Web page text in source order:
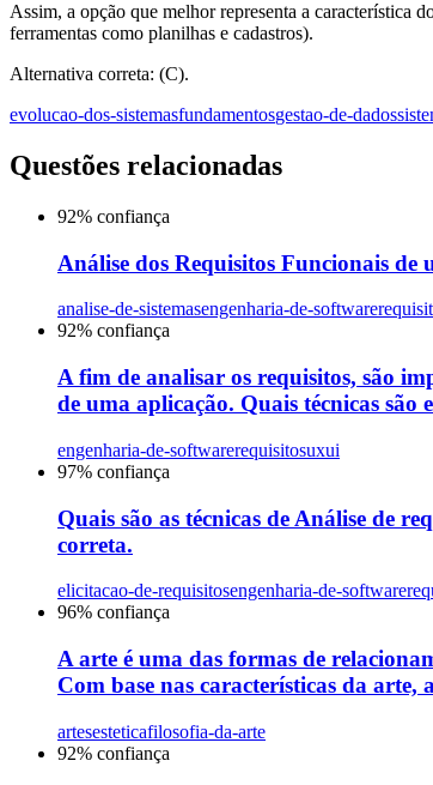
Assim, a opção que melhor representa a característica
ferramentas como planilhas e cadastros).
Alternativa correta: (C).
evolucao-dos-sistemasfundamentosgestao-de-dados
Questões relacionadas
92% confiança
Análise dos Requisitos Funcionais de
analise-de-sistemasengenharia-de-software
92% confiança
A fim de analisar os requisitos, são
de uma aplicação. Quais técnicas são
engenharia-de-softwarerequisitosuxui
97% confiança
Quais são as técnicas de Análise de
correta.
elicitacao-de-requisitosengenharia-de-software
96% confiança
A arte é uma das formas de
Com base nas características da arte,
artesesteticafilosofia-da-arte
92% confiança